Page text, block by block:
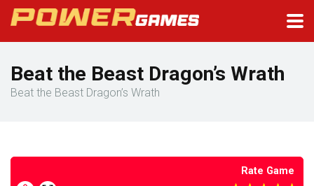
Beat the Beast Dragon’s Wrath
Beat the Beast Dragon’s Wrath
Rate Game